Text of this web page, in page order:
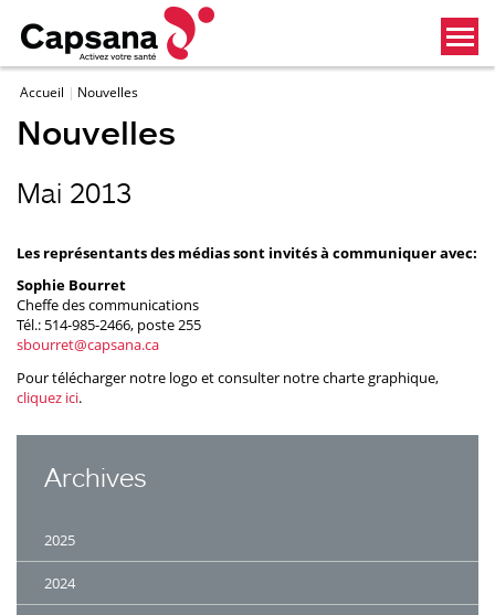
Accueil Nouvelles
Nouvelles
Mai 2013
Les représentants des médias sont invités à communiquer avec:
Sophie Bourret
Cheffe des communications
Tél.: 514-985-2466, poste 255
sbourret@capsana.ca
Pour télécharger notre logo et consulter notre charte graphique,
cliquez ici.
Archives
2025
2024